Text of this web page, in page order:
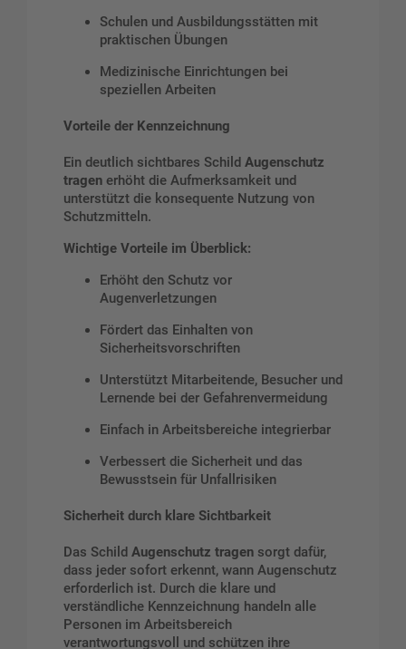
Schulen und Ausbildungsstätten mit
praktischen Übungen
Medizinische Einrichtungen bei
speziellen Arbeiten
Vorteile der Kennzeichnung
Ein deutlich sichtbares Schild Augenschutz
tragen erhöht die Aufmerksamkeit und
unterstützt die konsequente Nutzung von
Schutzmitteln.
Wichtige Vorteile im Überblick:
Erhöht den Schutz vor
Augenverletzungen
Fördert das Einhalten von
Sicherheitsvorschriften
Unterstützt Mitarbeitende, Besucher und
Lernende bei der Gefahrenvermeidung
Einfach in Arbeitsbereiche integrierbar
Verbessert die Sicherheit und das
Bewusstsein für Unfallrisiken
Sicherheit durch klare Sichtbarkeit
Das Schild Augenschutz tragen sorgt dafür,
dass jeder sofort erkennt, wann Augenschutz
erforderlich ist. Durch die klare und
verständliche Kennzeichnung handeln alle
Personen im Arbeitsbereich
verantwortungsvoll und schützen ihre